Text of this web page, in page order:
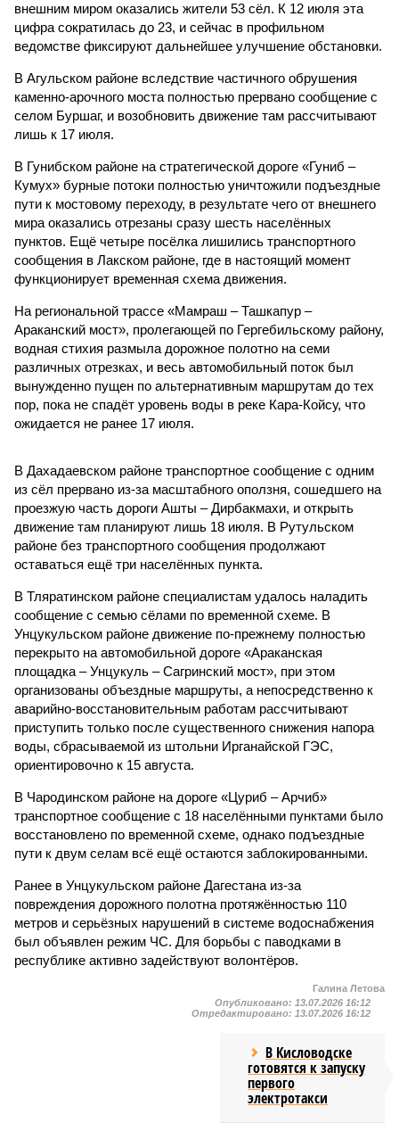
внешним миром оказались жители 53 сёл. К 12 июля эта
цифра сократилась до 23, и сейчас в профильном
ведомстве фиксируют дальнейшее улучшение обстановки.
В Агульском районе вследствие частичного обрушения
каменно-арочного моста полностью прервано сообщение с
селом Буршаг, и возобновить движение там рассчитывают
лишь к 17 июля.
В Гунибском районе на стратегической дороге «Гуниб –
Кумух» бурные потоки полностью уничтожили подъездные
пути к мостовому переходу, в результате чего от внешнего
мира оказались отрезаны сразу шесть населённых
пунктов. Ещё четыре посёлка лишились транспортного
сообщения в Лакском районе, где в настоящий момент
функционирует временная схема движения.
На региональной трассе «Мамраш – Ташкапур –
Араканский мост», пролегающей по Гергебильскому району,
водная стихия размыла дорожное полотно на семи
различных отрезках, и весь автомобильный поток был
вынужденно пущен по альтернативным маршрутам до тех
пор, пока не спадёт уровень воды в реке Кара-Койсу, что
ожидается не ранее 17 июля.
В Дахадаевском районе транспортное сообщение с одним
из сёл прервано из-за масштабного оползня, сошедшего на
проезжую часть дороги Ашты – Дирбакмахи, и открыть
движение там планируют лишь 18 июля. В Рутульском
районе без транспортного сообщения продолжают
оставаться ещё три населённых пункта.
В Тляратинском районе специалистам удалось наладить
сообщение с семью сёлами по временной схеме. В
Унцукульском районе движение по-прежнему полностью
перекрыто на автомобильной дороге «Араканская
площадка – Унцукуль – Сагринский мост», при этом
организованы объездные маршруты, а непосредственно к
аварийно-восстановительным работам рассчитывают
приступить только после существенного снижения напора
воды, сбрасываемой из штольни Ирганайской ГЭС,
ориентировочно к 15 августа.
В Чародинском районе на дороге «Цуриб – Арчиб»
транспортное сообщение с 18 населёнными пунктами было
восстановлено по временной схеме, однако подъездные
пути к двум селам всё ещё остаются заблокированными.
Ранее в Унцукульском районе Дагестана из-за
повреждения дорожного полотна протяжённостью 110
метров и серьёзных нарушений в системе водоснабжения
был объявлен режим ЧС. Для борьбы с паводками в
республике активно задействуют волонтёров.
Галина Летова
Опубликовано: 13.07.2026 16:12
Отредактировано: 13.07.2026 16:12
В Кисловодске
готовятся к запуску
первого
электротакси